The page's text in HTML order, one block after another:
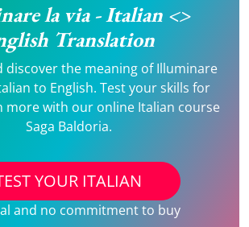
la via - Italian <>
Translation
discover the meaning of Illuminare
to English. Test your skills for
more with our online Italian course
Saga Baldoria.
YOUR ITALIAN
and no commitment to buy